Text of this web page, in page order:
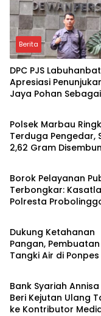
Berita
DPC PJS
Apresiasi
Jaya Pohan
Berita
Polsek Marbau
Terduga Pengedar,
2,62 Gram
Berita
Borok Pelayanan
Terbongkar:
Polresta
Berita
Dukung Ketahanan
Pangan, Pembuatan
Tangki Air di
Berita
Bank Syariah
Beri Kejutan Ulang
ke Kontributor